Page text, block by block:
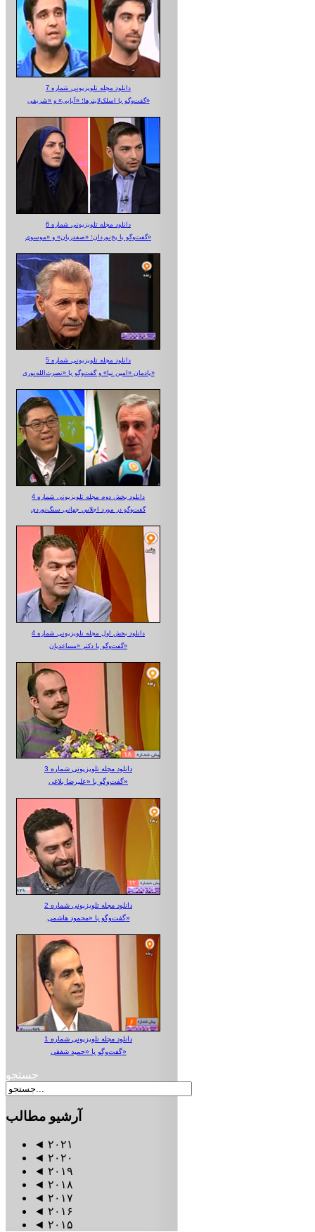
دانلود مجله تلویزیونی شماره 7
گفت‌وگو با اسلک‌لاینرها؛ «آبایی» و «شریفی»
دانلود مجله تلویزیونی شماره 6
گفت‌وگو با یخ‌نوردان؛ «صفدریان» و «موسوی»
دانلود مجله تلویزیونی شماره 5
یادمان «امین نیا» و گفت‌وگو با «نصرت‌الله‌نوری»
دانلود بخش دوم مجله تلویزیونی شماره 4
گفت‌وگو در مورد اجلاس جهانی سنگ‌نوردی
دانلود بخش اول مجله تلویزیونی شماره 4
گفت‌وگو با دکتر «مساعدیان»
دانلود مجله تلویزیونی شماره 3
گفت‌وگو با «علیرضا بلاغی»
دانلود مجله تلویزیونی شماره 2
گفت‌وگو با «محمود هاشمی»
دانلود مجله تلویزیونی شماره 1
گفت‌وگو با «حمید شفقی»
جستجو
آرشیو مطالب
◄ ۲۰۲۱
◄ ۲۰۲۰
◄ ۲۰۱۹
◄ ۲۰۱۸
◄ ۲۰۱۷
◄ ۲۰۱۶
◄ ۲۰۱۵